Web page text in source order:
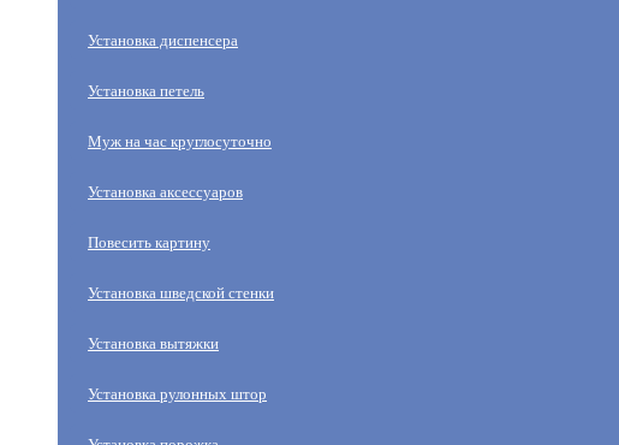
Установка диспенсера
Установка петель
Муж на час круглосуточно
Установка аксессуаров
Повесить картину
Установка шведской стенки
Установка вытяжки
Установка рулонных штор